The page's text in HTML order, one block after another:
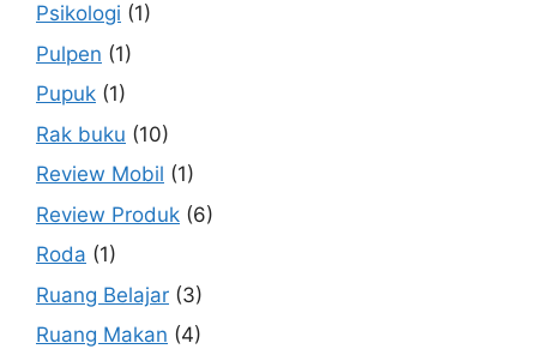
Psikologi (1)
Pulpen (1)
Pupuk (1)
Rak buku (10)
Review Mobil (1)
Review Produk (6)
Roda (1)
Ruang Belajar (3)
Ruang Makan (4)